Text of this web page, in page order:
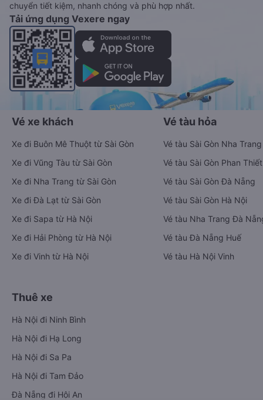
chuyển tiết kiệm, nhanh chóng và phù hợp nhất.
Tải ứng dụng Vexere ngay
Vé xe khách
Xe đi Buôn Mê Thuột từ Sài Gòn
Xe đi Vũng Tàu từ Sài Gòn
Xe đi Nha Trang từ Sài Gòn
Xe đi Đà Lạt từ Sài Gòn
Xe đi Sapa từ Hà Nội
Xe đi Hải Phòng từ Hà Nội
Xe đi Vinh từ Hà Nội
Vé tàu hỏa
Vé tàu Sài Gòn Nha Trang
Vé tàu Sài Gòn Phan Thiết
Vé tàu Sài Gòn Đà Nẵng
Vé tàu Sài Gòn Hà Nội
Vé tàu Nha Trang Đà
Vé tàu Đà Nẵng Huế
Vé tàu Hà Nội Vinh
Thuê xe
Hà Nội đi Ninh Bình
Hà Nội đi Hạ Long
Hà Nội đi Sa Pa
Hà Nội đi Tam Đảo
Đà Nẵng đi Hội An